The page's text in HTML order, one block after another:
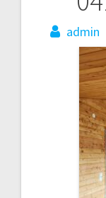
admin